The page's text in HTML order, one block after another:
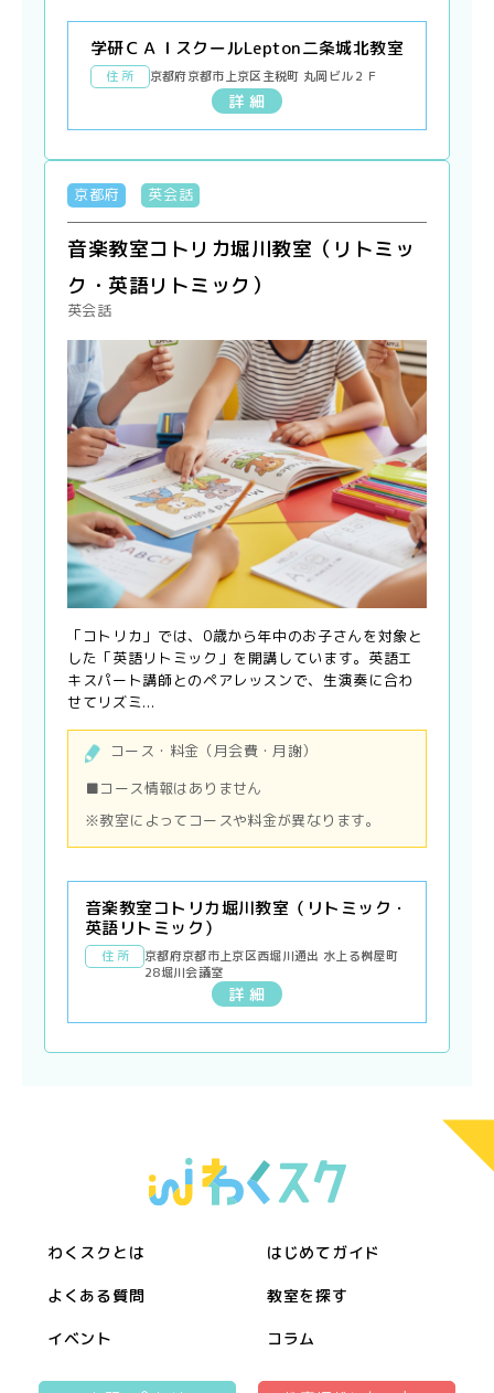
学研ＣＡＩスクールLepton二条城北教室
住 所 京都府京都市上京区主税町 丸岡ビル２Ｆ
詳 細
京都府 英会話
音楽教室コトリカ堀川教室（リトミッ
ク・英語リトミック）
英会話
「コトリカ」では、0歳から年中のお子さんを対象と
した「英語リトミック」を開講しています。英語エ
キスパート講師とのペアレッスンで、生演奏に合わ
せてリズミ...
コース・料金（月会費・月謝）
■コース情報はありません
※教室によってコースや料金が異なります。
音楽教室コトリカ堀川教室（リトミック・
英語リトミック）
住 所
京都府京都市上京区西堀川通出 水上る桝屋町
28堀川会議室
詳 細
わくスクとは はじめてガイド
よくある質問 教室を探す
イベント コラム